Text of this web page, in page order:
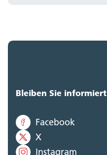
Bleiben Sie informiert
Facebook
X
Instagram